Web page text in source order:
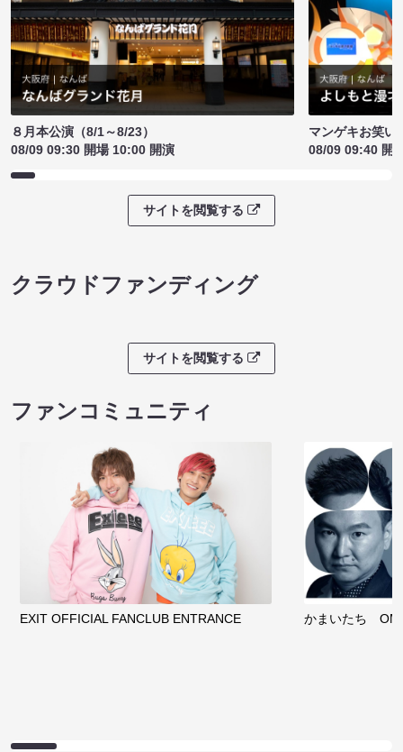
８月本公演（8/1～8/23）
08/09 09:30 開場 10:00 開演
マンゲキお笑い
08/09 09:40 開
サイトを閲覧する
クラウドファンディング
サイトを閲覧する
ファンコミュニティ
EXIT OFFICIAL FANCLUB ENTRANCE かまいたち